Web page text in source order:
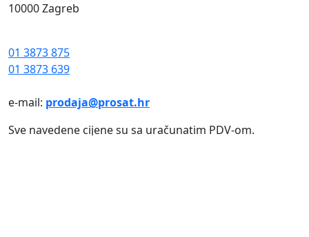
10000 Zagreb
01 3873 875
01 3873 639
e-mail: prodaja@prosat.hr
Sve navedene cijene su sa uračunatim PDV-om.